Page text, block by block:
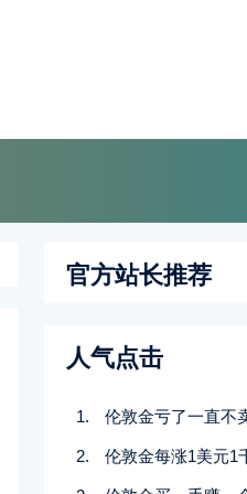
官方站长推荐
人气点击